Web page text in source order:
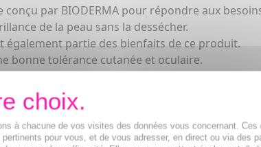
par BIODERMA pour répondre aux
de la peau sans la dessécher.
également partie des bienfaits de ce produit.
bonne tolérance cutanée et oculaire.
facile et agréable.
l'épiderme, réduisent le nombre
et respecte l'équilibre de la peau tout en
à chacune de vos visites des données vous concernant. Ces
pour vous, et de vous adresser, en direct ou via des